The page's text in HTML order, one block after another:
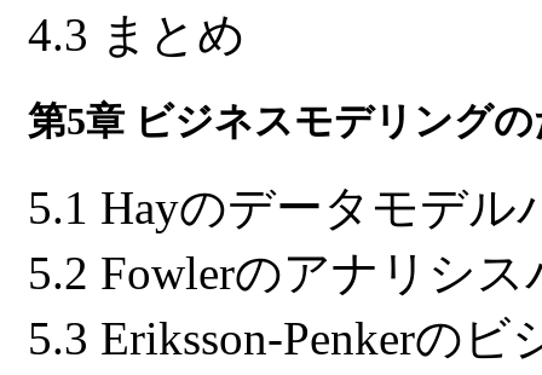
4.3 まとめ
第5章 ビジネスモデリング
5.1 Hayのデータモデル
5.2 Fowlerのアナリシ
5.3 Eriksson-Penkerの